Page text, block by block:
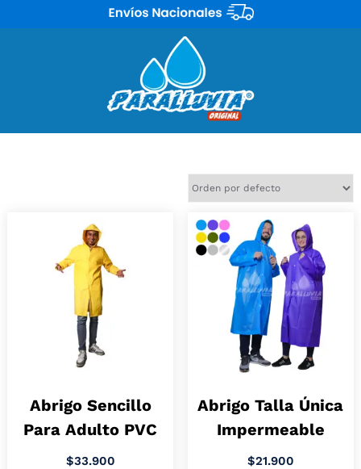
Abrigo Sencillo
Para Adulto PVC
$33.900
Abrigo Talla Única
Impermeable
$21.900